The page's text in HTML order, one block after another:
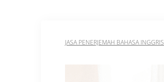
JASA PENERJEMAH BAHASA INGGRIS